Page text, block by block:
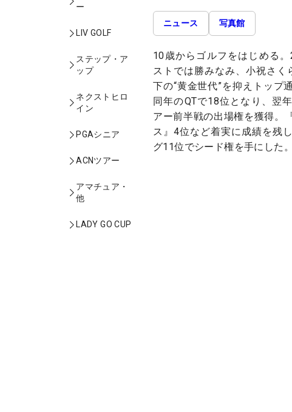
ー
LIV GOLF
ステップ・ア
ップ
ネクストヒロ
イン
PGAシニア
ACNツアー
アマチュア・
他
LADY GO CUP
ニュース 写真館
10歳からゴルフをはじめる
ストでは勝みなみ、小祝さく
下の“黄金世代”を抑えトップ
同年のQTで18位となり、翌
アー前半戦の出場権を獲得。
ス』4位など着実に成績を残
グ11位でシード権を手にした。